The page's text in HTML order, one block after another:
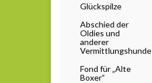
Glückspilze
Abschied der
Oldies und
anderer
Vermittlungshunde
Fond für „Alte
Boxer“